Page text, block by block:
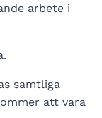
arbete i
samtliga
att vara